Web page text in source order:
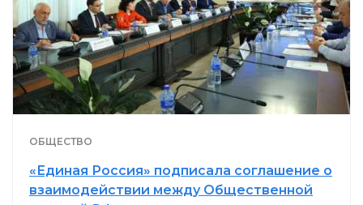
ОБЩЕСТВО
«Единая Россия» подписала соглашение о
взаимодействии между Общественной